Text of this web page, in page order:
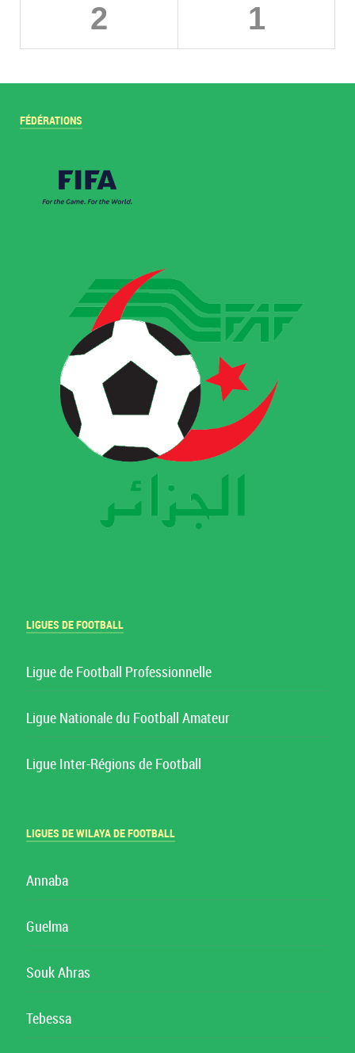
2 1
FÉDÉRATIONS
LIGUES DE FOOTBALL
Ligue de Football Professionnelle
Ligue Nationale du Football Amateur
Ligue Inter-Régions de Football
LIGUES DE WILAYA DE FOOTBALL
Annaba
Guelma
Souk Ahras
Tebessa